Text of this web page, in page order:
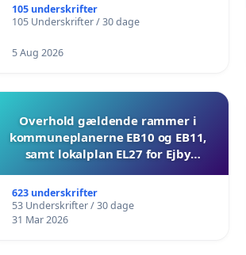
105 underskrifter
105 Underskrifter / 30 dage
5 Aug 2026
Overhold gældende rammer i
kommuneplanerne EB10 og EB11,
samt lokalplan EL27 for Ejby
623 underskrifter
53 Underskrifter / 30 dage
31 Mar 2026